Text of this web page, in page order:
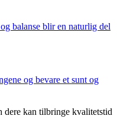
balanse blir en naturlig del
og bevare et sunt og
dere kan tilbringe kvalitetstid